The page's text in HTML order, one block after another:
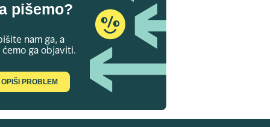
pišemo?
nam ga, a
ćemo ga objaviti.
OPIŠI PROBLEM